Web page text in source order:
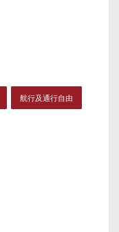
航行及通行自由